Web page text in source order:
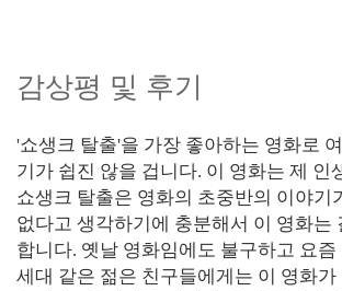
감상평 및 후기
'쇼생크 탈출'을 가장 좋아하는 영화로
기가 쉽진 않을 겁니다. 이 영화는 제 인
쇼생크 탈출은 영화의 초중반의 이야기
없다고 생각하기에 충분해서 이 영화는
합니다. 옛날 영화임에도 불구하고 요
세대 같은 젊은 친구들에게는 이 영화